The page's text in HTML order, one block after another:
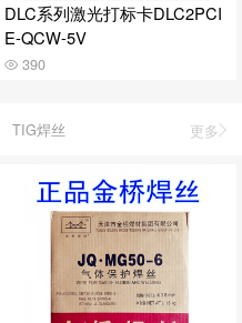
DLC系列激光打标卡DLC2PCI
E-QCW-5V
390
TIG焊丝 更多